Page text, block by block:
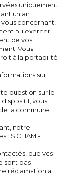
uniquement
un an.
concernant,
ou exercer
de vos
Vous
à la portabilité
sur
question sur le
vous
la commune
notre
: SICTIAM -
que vos
sont pas
réclamation à